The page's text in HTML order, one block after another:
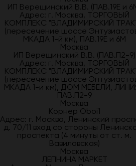
ИП Верещинский В.В. (ПАВ.19Е и
Адрес: г. Москва, ТОРГОВЫЙ
КОМПЛЕКС "ВЛАДИМИРСКИЙ
(пересечение шоссе
МКАДА 1-й км), ПАВ.19Е и 6М
Москва
ИП Верещинский В.В. (ПАВ.П2-9)
Адрес: г. Москва, ТОРГОВЫЙ
КОМПЛЕКС "ВЛАДИМИРСКИЙ
(пересечение шоссе
МКАДА 1-й км), ДОМ МЕБЕЛИ,
ПАВ.П2-9
Москва
Корнер Oboi1
Адрес: г. Москва, Ленинский
д. 70/11 вход со стороны
проспекта (4 минуты от ст. м.
Вавиловская)
Москва
ЛЕПНИНА МАРКЕТ